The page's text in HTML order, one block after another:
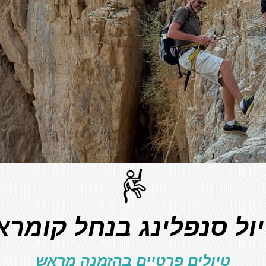
סנפלינג בנחל
טיולים פרטיים בהזמנה מראש